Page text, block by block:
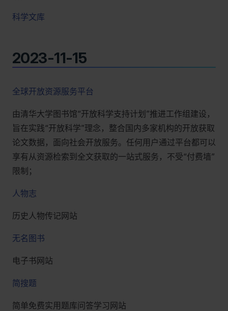
科学文库
2023-11-15
全球开放资源服务平台
由清华大学图书馆“开放科学支持计划”推进工作组建设，
旨在实践“开放科学”理念，整合国内多家机构的开放获取
论文数据，面向社会开放服务。任何用户通过平台都可以
享有从资源检索到全文获取的一站式服务，不受“付费墙”
限制；
人物志
历史人物传记网站
无名图书
电子书网站
简搜题
简单免费实用题库问答学习网站